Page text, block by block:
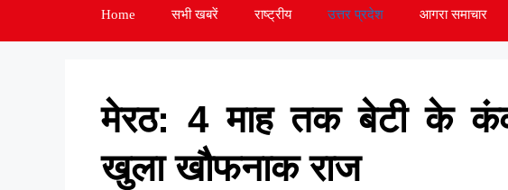
Home सभी खबरें राष्ट्रीय उत्तर प्रदेश आगरा समाचार
मेरठ: 4 माह तक बेटी के
खुला खौफनाक राज